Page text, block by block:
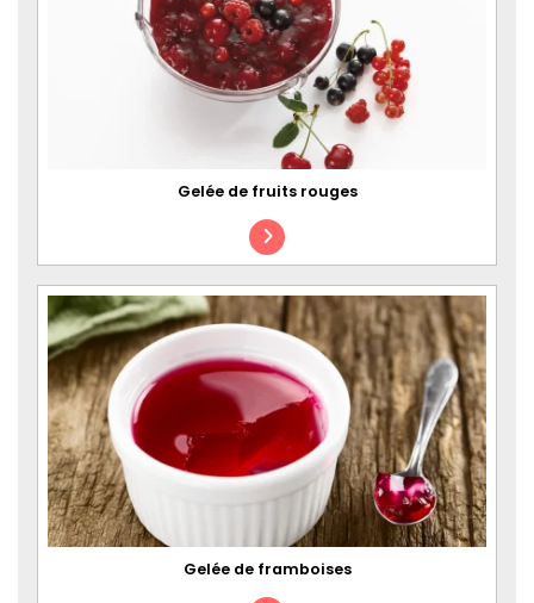
Gelée de fruits rouges
Gelée de framboises